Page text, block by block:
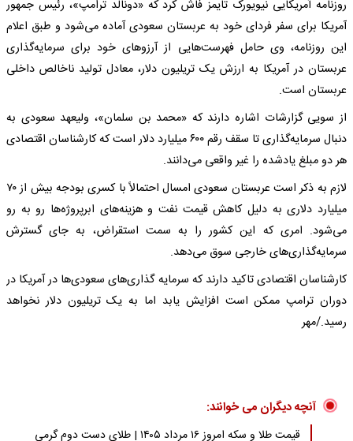
روزنامه آمریکایی نیویورک تایمز فاش کرد که «دونالد ترامپ»، رئیس جمهور
آمریکا برای سفر فردای خود به عربستان سعودی آماده می‌شود و طبق اعلام
این روزنامه، وی حامل فهرست‌هایی از آرزوهای خود برای سرمایه‌گذاری
عربستان در آمریکا به ارزش یک تریلیون دلار، معادل تولید ناخالص داخلی
عربستان است.
از سویی گزارشات اشاره دارند که «محمد بن سلمان»، ولیعهد سعودی به
دنبال سرمایه‌گذاری تا سقف رقم ۶۰۰ میلیارد دلار است که کارشناسان اقتصادی
هر دو مبلغ یادشده را غیر واقعی می‌دانند.
لازم به ذکر است عربستان سعودی امسال احتمالاً با کسری بودجه بیش از ۷۰
میلیارد دلاری به دلیل کاهش قیمت نفت و هزینه‌های ابرپروژه‌ها رو به رو
می‌شود. امری که این کشور را به سمت استقراض، به جای گسترش
سرمایه‌گذاری‌های خارجی سوق می‌دهد.
کارشناسان اقتصادی تاکید دارند که سرمایه گذاری‌های سعودی‌ها در آمریکا در
دوران ترامپ ممکن است افزایش یابد اما به یک تریلیون دلار نخواهد
رسید./مهر
آنچه دیگران می خوانند:
قیمت طلا و سکه امروز ۱۶ مرداد ۱۴۰۵ | طلای دست دوم گرمی